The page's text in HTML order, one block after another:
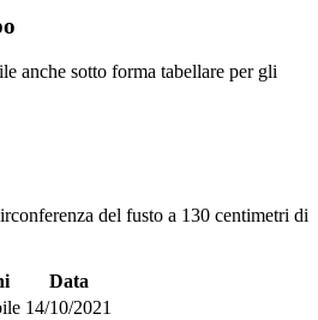
anche sotto forma tabellare per gli
del fusto a 130 centimetri di
Data
14/10/2021